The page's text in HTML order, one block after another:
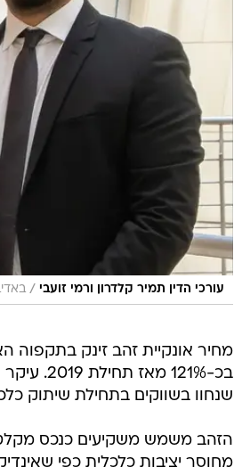
עורכי הדין תמיר קלדרון ורמי זועבי /
שנחוו בשווקים בתחילת שיתוק
הזהב משמש משקיעים כנכס
מחוסר יציבות כלכלית כפי